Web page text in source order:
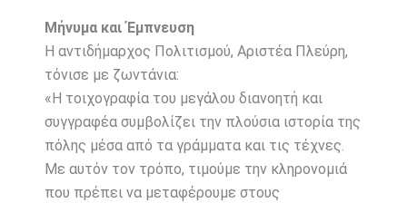
Μήνυμα και Έμπνευση
Η αντιδήμαρχος Πολιτισμού, Αριστέα Πλεύρη,
τόνισε με ζωντάνια:
«Η τοιχογραφία του μεγάλου διανοητή και
συγγραφέα συμβολίζει την πλούσια ιστορία της
πόλης μέσα από τα γράμματα και τις τέχνες.
Με αυτόν τον τρόπο, τιμούμε την κληρονομιά
που πρέπει να μεταφέρουμε στους